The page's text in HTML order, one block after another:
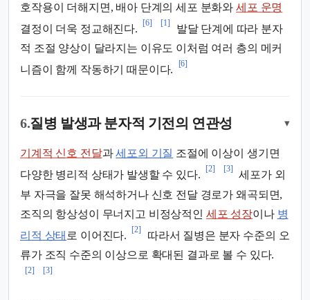
호작용이 더해지면, 배아 단계의 세포 분화와 세포 운명
결정이 더욱 정교해진다.
[6] [1]
발달 단계에 따라 분자
적 조절 양상이 달라지는 이유도 이처럼 여러 층의 메커
니즘이 함께 작동하기 때문이다.
[6]
6.질병 발생과 분자적 기전의 연관성 ▾
기계적 신호 전달과세포외 기질 조절에 이상이 생기면
다양한 병리적 상태가 발생할 수 있다.
[2] [3]
세포가 외
부 자극을 잘못 해석하거나 신호 전달 경로가 왜곡되면,
조직의 항상성이 무너지고 비정상적인 세포 성장이나 병
리적 상태 로 이어진다.
[2]
따라서 질병은 분자 수준의 오
류가 조직 수준의 이상으로 확대된 결과로 볼 수 있다.
[2] [3]